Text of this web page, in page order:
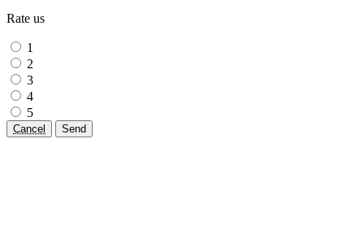
Rate us
1
2
3
4
5
Cancel Send